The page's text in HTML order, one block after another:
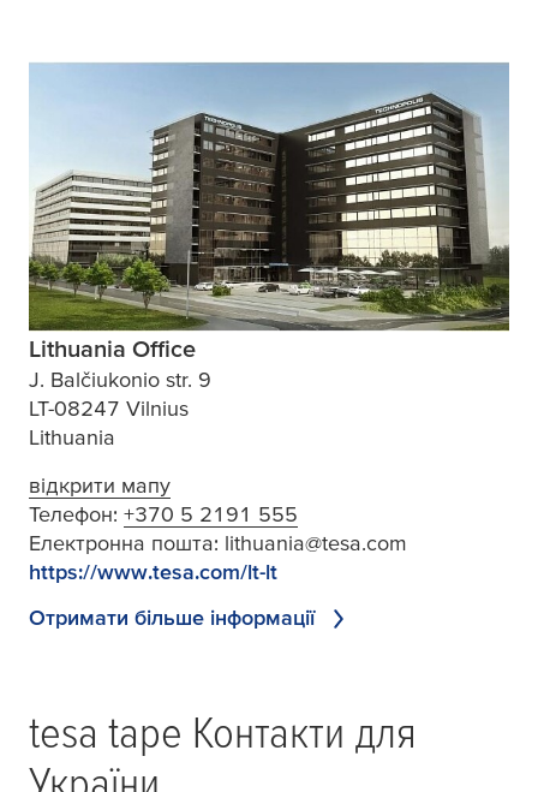
Lithuania Office
J. Balčiukonio str. 9
LT-08247 Vilnius
Lithuania
відкрити мапу
Телефон: +370 5 2191 555
Електронна пошта: lithuania@tesa.com
https://www.tesa.com/lt-lt
Отримати більше інформації
tesa tape Контакти для